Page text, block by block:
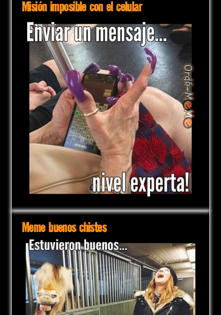
Misión imposible con el celular
Meme buenos chistes